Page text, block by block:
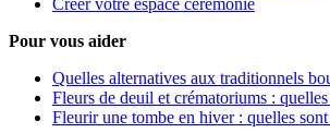
Créer votre espace cérémonie
Pour vous aider
Quelles alternatives aux traditionnels
Fleurs de deuil et crématoriums :
Fleurir une tombe en hiver : quelles